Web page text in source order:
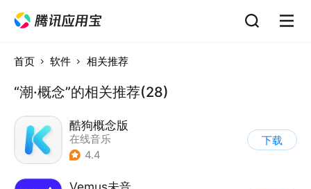
首页 软件 相关推荐
“潮·概念”的相关推荐(28)
酷狗概念版
在线音乐
4.4
下载